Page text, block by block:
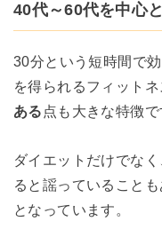
40代～60代を中心
30分という短時間で
を得られるフィット
ある 点も大きな特徴で
ダイエットだけでな
ると謡っていること
となっています。